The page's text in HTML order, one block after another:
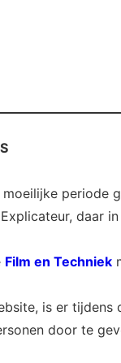
periode
daar
Film en Techniek
is er
door te